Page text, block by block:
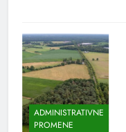
ADMINISTRATIVNE
PROMENE